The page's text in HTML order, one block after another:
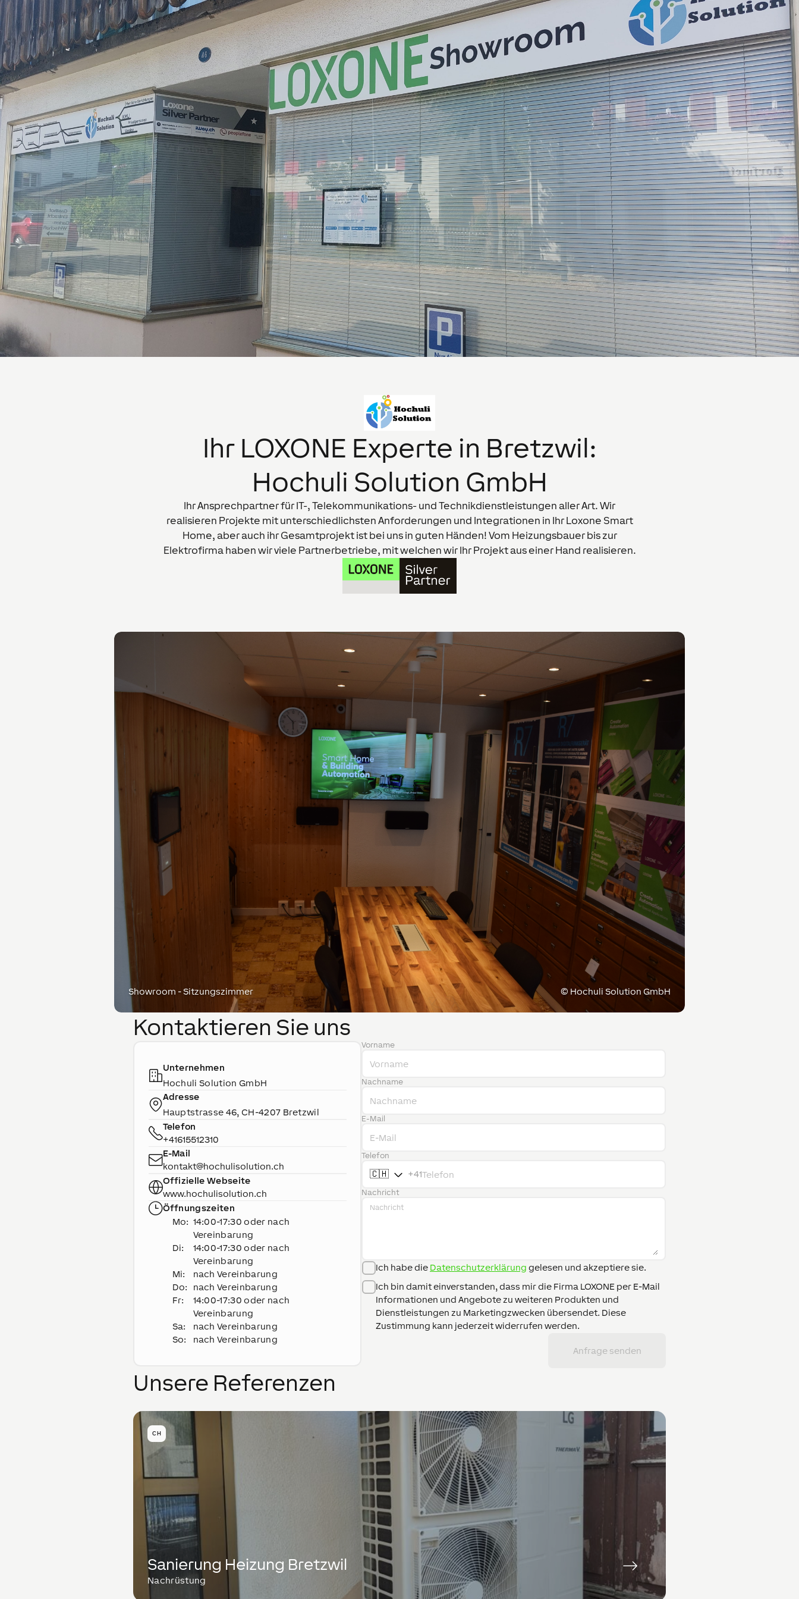
Ihr LOXONE Experte in Bretzwil:
Hochuli Solution GmbH
Ihr Ansprechpartner für IT-, Telekommunikations- und Technikdienstleistungen aller Art. Wir
realisieren Projekte mit unterschiedlichsten Anforderungen und Integrationen in Ihr Loxone Smart
Home, aber auch ihr Gesamtprojekt ist bei uns in guten Händen! Vom Heizungsbauer bis zur
Elektrofirma haben wir viele Partnerbetriebe, mit welchen wir Ihr Projekt aus einer Hand realisieren.
Showroom - Sitzungszimmer © Hochuli Solution GmbH
Kontaktieren Sie uns
Unternehmen
Hochuli Solution GmbH
Adresse
Hauptstrasse 46, CH-4207 Bretzwil
Telefon
+41615512310
E-Mail
kontakt@hochulisolution.ch
Offizielle Webseite
www.hochulisolution.ch
Öffnungszeiten
Mo: 14:00-17:30 oder nach
Vereinbarung
Di:
14:00-17:30 oder nach
Vereinbarung
Mi:
nach Vereinbarung
Do:
nach Vereinbarung
Fr:
14:00-17:30 oder nach
Vereinbarung
Sa:
nach Vereinbarung
So: nach Vereinbarung
Vorname
Nachname
E-Mail
Telefon
🇨🇭 +41
Nachricht
Ich habe die Datenschutzerklärung gelesen und akzeptiere sie.
Ich bin damit einverstanden, dass mir die Firma LOXONE per E-Mail
Informationen und Angebote zu weiteren Produkten und
Dienstleistungen zu Marketingzwecken übersendet. Diese
Zustimmung kann jederzeit widerrufen werden.
Anfrage senden
Unsere Referenzen
CH
Sanierung Heizung Bretzwil
Nachrüstung